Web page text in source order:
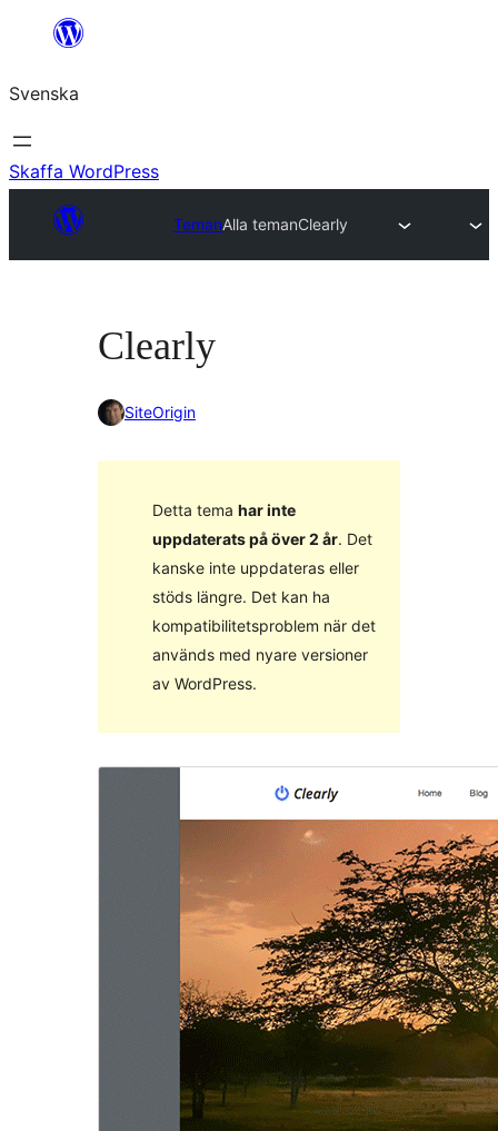
Hoppa
innehåll
Svenska
Skaffa WordPress
TemanAlla temanClearly
Clearly
SiteOrigin
Detta tema har inte
uppdaterats på över 2 år. Det
kanske inte uppdateras eller
stöds längre. Det kan ha
kompatibilitetsproblem när det
används med nyare versioner
av WordPress.